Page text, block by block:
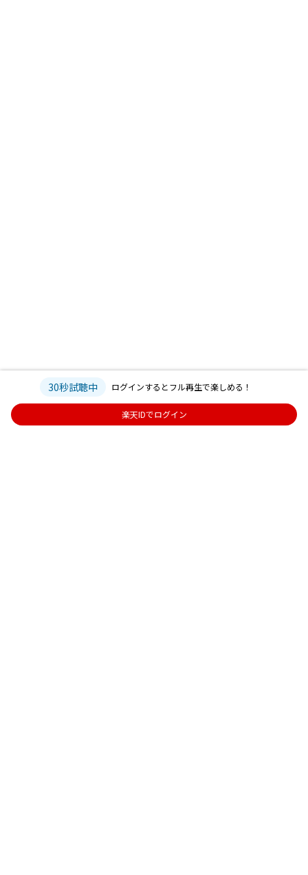
30秒試聴中 ログインするとフル再生で楽しめる！
楽天IDでログイン